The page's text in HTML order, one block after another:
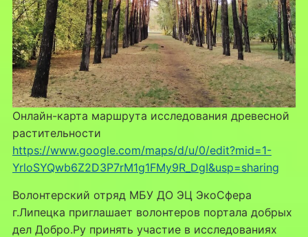
Онлайн-карта маршрута исследования древесной
растительности
https://www.google.com/maps/d/u/0/edit?mid=1-
YrloSYQwb6Z2D3P7rM1g1FMy9R_DgI&usp=sharing
Волонтерский отряд МБУ ДО ЭЦ ЭкоСфера
г.Липецка приглашает волонтеров портала добрых
дел Добро.Ру принять участие в исследованиях